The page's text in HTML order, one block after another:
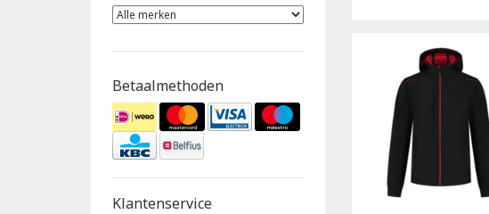
Betaalmethoden
Klantenservice